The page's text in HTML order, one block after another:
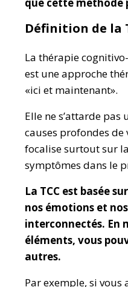
que cette méthode
Définition de la
La thérapie
est une approche
«ici et maintenant».
Elle ne s’attarde
causes profondes de
focalise surtout sur
symptômes dans le
La TCC est basée
nos émotions et
interconnectés. En
éléments, vous
autres.
Par exemple, si vous